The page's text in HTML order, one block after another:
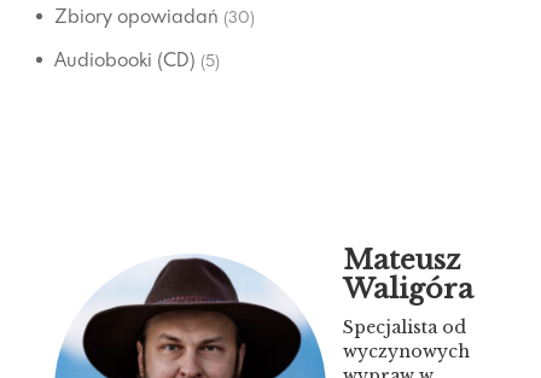
Zbiory opowiadań (30)
Audiobooki (CD) (5)
Mateusz
Waligóra
Specjalista od
wyczynowych